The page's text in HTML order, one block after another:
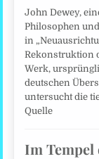
John Dewey,
Philosophen
in
Rekonstruktion
Werk,
deutschen
untersucht die
Quelle
Im Tempel